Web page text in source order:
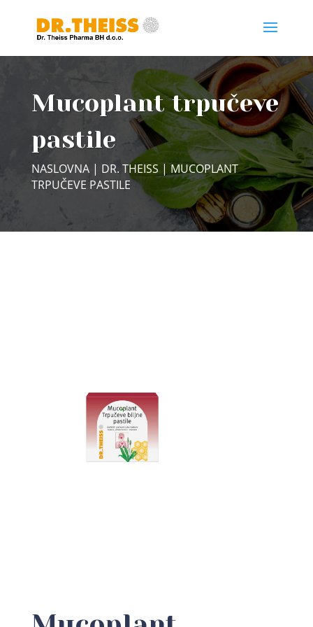
Mucoplant trpučeve
pastile
NASLOVNA| DR. THEISS| MUCOPLANT
TRPUČEVE PASTILE